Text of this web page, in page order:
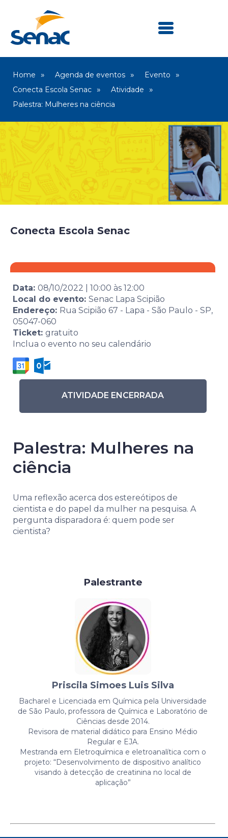
Home Agenda de eventos
Evento
Conecta Escola Senac
Atividade
Palestra: Mulheres na ciência
Conecta Escola Senac
Data: 08/10/2022 10:00 às 12:00
Local do evento: Senac Lapa Scipião
Endereço: Rua Scipião 67 - Lapa - São Paulo - SP,
05047-060
Ticket: gratuito
Inclua o evento no seu calendário
ATIVIDADE ENCERRADA
Palestra: Mulheres na
ciência
Uma reflexão acerca dos estereótipos de
cientista e do papel da mulher na pesquisa. A
pergunta disparadora é: quem pode ser
cientista?
Palestrante
Priscila Simoes Luis Silva
Bacharel e Licenciada em Química pela Universidade
de São Paulo, professora de Química e Laboratório de
Ciências desde 2014.
Revisora de material didático para Ensino Médio
Regular e EJA.
Mestranda em Eletroquímica e eletroanalítica com o
projeto: “Desenvolvimento de dispositivo analítico
visando à detecção de creatinina no local de
aplicação”